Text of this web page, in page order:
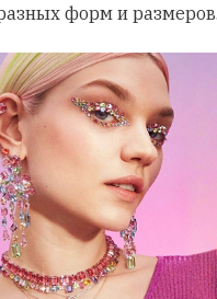
форм и